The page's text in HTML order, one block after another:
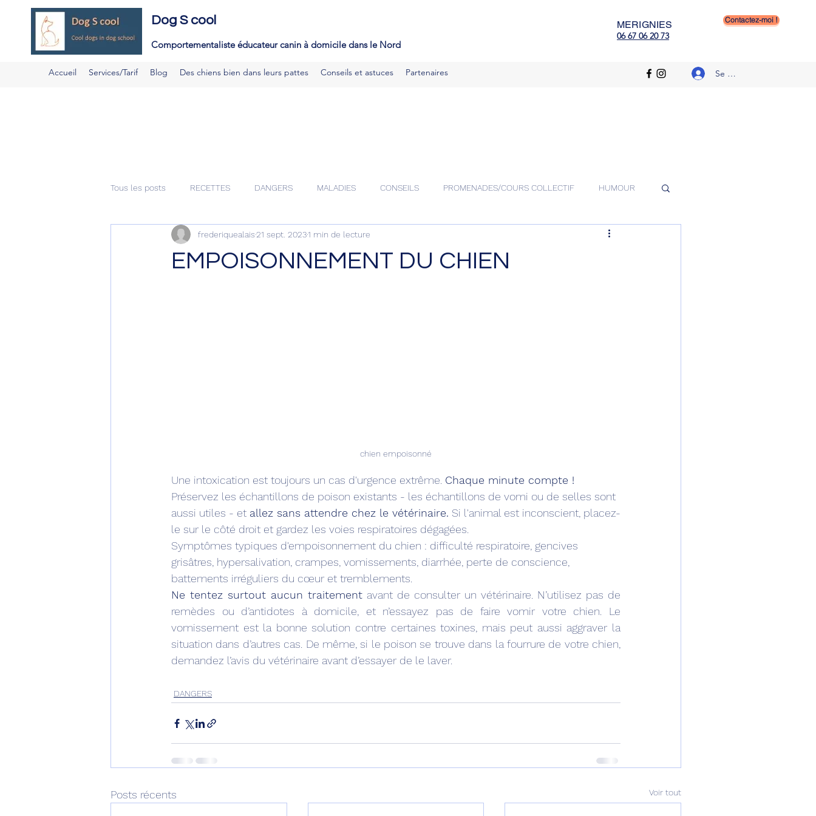
Dog S cool
Comportementaliste éducateur canin à domicile dans le Nord
06 67 06 20 73
MERIGNIES Contactez-moi !
Accueil Services/Tarif Blog Des chiens bien dans leurs pattes Conseils et astuces Partenaires Se connecter
Tous les posts RECETTES DANGERS MALADIES CONSEILS PROMENADES/COURS COLLECTIF HUMOUR
EMPOISONNEMENT DU CHIEN
frederiquealais21 sept. 20231 min de lecture
chien empoisonné
Une intoxication est toujours un cas d'urgence extrême. Chaque minute compte !
Préservez les échantillons de poison existants - les échantillons de vomi ou de selles sont
aussi utiles - et allez sans attendre chez le vétérinaire. Si l'animal est inconscient, placez-
le sur le côté droit et gardez les voies respiratoires dégagées.
Symptômes typiques d'empoisonnement du chien : difficulté respiratoire, gencives
grisâtres, hypersalivation, crampes, vomissements, diarrhée, perte de conscience,
battements irréguliers du cœur et tremblements.
Ne tentez surtout aucun traitement avant de consulter un vétérinaire. N’utilisez pas de
remèdes ou d’antidotes à domicile, et n’essayez pas de faire vomir votre chien. Le
vomissement est la bonne solution contre certaines toxines, mais peut aussi aggraver la
situation dans d’autres cas. De même, si le poison se trouve dans la fourrure de votre chien,
demandez l’avis du vétérinaire avant d’essayer de le laver.
DANGERS
Posts récents Voir tout